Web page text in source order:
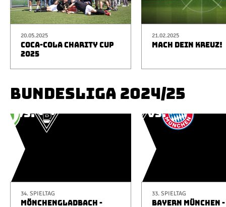
20.05.2025
COCA-COLA CHARITY CUP
2025
21.02.2025
MACH DEIN KREUZ!
BUNDESLIGA 2024/25
34. SPIELTAG
MÖNCHENGLADBACH -
33. SPIELTAG
BAYERN MÜNCHEN -